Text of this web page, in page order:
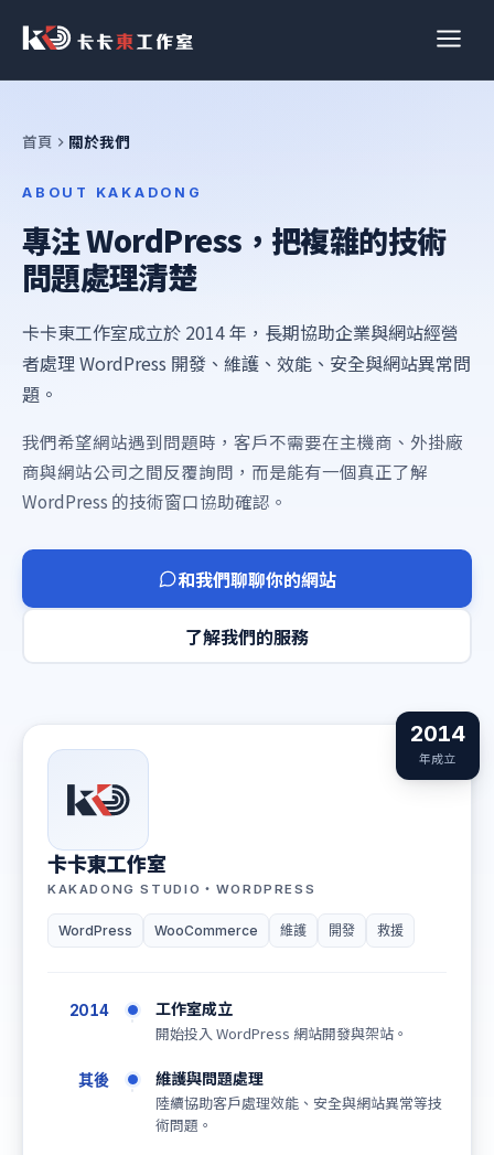
主
首頁 關於我們
ABOUT KAKADONG
專注 WordPress，把複雜的技術
問題處理清楚
卡卡東工作室成立於 2014 年，長期協助企業與網站經營
者處理 WordPress 開發、維護、效能、安全與網站異常問
題。
我們希望網站遇到問題時，客戶不需要在主機商、外掛廠
商與網站公司之間反覆詢問，而是能有一個真正了解
WordPress 的技術窗口協助確認。
和我們聊聊你的網站
了解我們的服務
2014
年成立
卡卡東工作室
KAKADONG STUDIO・WORDPRESS
WordPress WooCommerce 維護 開發 救援
2014 工作室成立
開始投入 WordPress 網站開發與架站。
其後 維護與問題處理
陸續協助客戶處理效能、安全與網站異常等技
術問題。